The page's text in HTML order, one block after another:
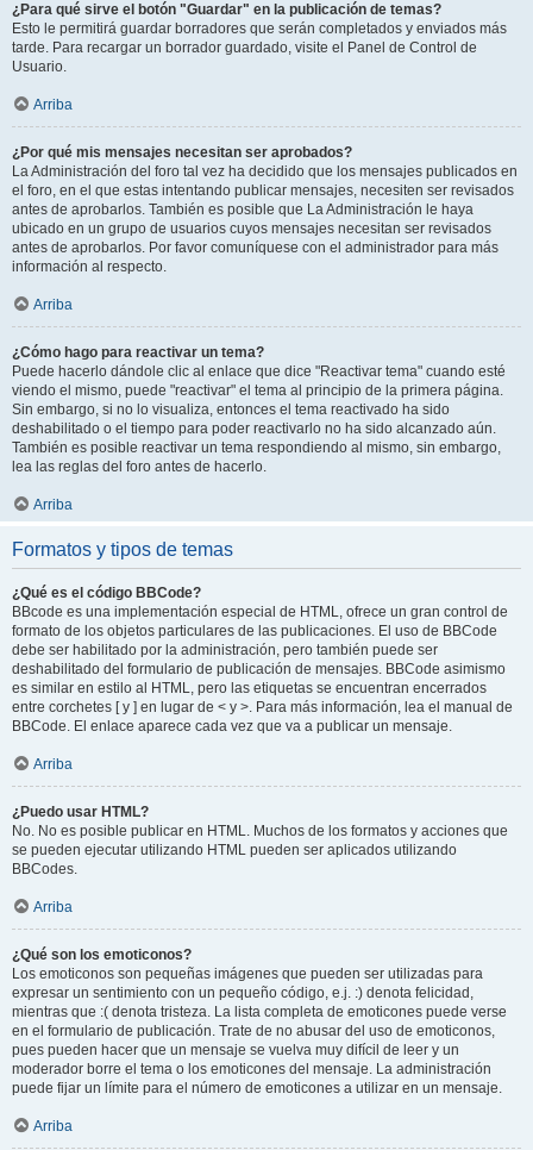
¿Para qué sirve el botón "Guardar" en la publicación de temas?
Esto le permitirá guardar borradores que serán completados y enviados más
tarde. Para recargar un borrador guardado, visite el Panel de Control de
Usuario.
Arriba
¿Por qué mis mensajes necesitan ser aprobados?
La Administración del foro tal vez ha decidido que los mensajes publicados en
el foro, en el que estas intentando publicar mensajes, necesiten ser revisados
antes de aprobarlos. También es posible que La Administración le haya
ubicado en un grupo de usuarios cuyos mensajes necesitan ser revisados
antes de aprobarlos. Por favor comuníquese con el administrador para más
información al respecto.
Arriba
¿Cómo hago para reactivar un tema?
Puede hacerlo dándole clic al enlace que dice "Reactivar tema" cuando esté
viendo el mismo, puede "reactivar" el tema al principio de la primera página.
Sin embargo, si no lo visualiza, entonces el tema reactivado ha sido
deshabilitado o el tiempo para poder reactivarlo no ha sido alcanzado aún.
También es posible reactivar un tema respondiendo al mismo, sin embargo,
lea las reglas del foro antes de hacerlo.
Arriba
Formatos y tipos de temas
¿Qué es el código BBCode?
BBcode es una implementación especial de HTML, ofrece un gran control de
formato de los objetos particulares de las publicaciones. El uso de BBCode
debe ser habilitado por la administración, pero también puede ser
deshabilitado del formulario de publicación de mensajes. BBCode asimismo
es similar en estilo al HTML, pero las etiquetas se encuentran encerrados
entre corchetes [ y ] en lugar de < y >. Para más información, lea el manual de
BBCode. El enlace aparece cada vez que va a publicar un mensaje.
Arriba
¿Puedo usar HTML?
No. No es posible publicar en HTML. Muchos de los formatos y acciones que
se pueden ejecutar utilizando HTML pueden ser aplicados utilizando
BBCodes.
Arriba
¿Qué son los emoticonos?
Los emoticonos son pequeñas imágenes que pueden ser utilizadas para
expresar un sentimiento con un pequeño código, e.j. :) denota felicidad,
mientras que :( denota tristeza. La lista completa de emoticones puede verse
en el formulario de publicación. Trate de no abusar del uso de emoticonos,
pues pueden hacer que un mensaje se vuelva muy difícil de leer y un
moderador borre el tema o los emoticones del mensaje. La administración
puede fijar un límite para el número de emoticones a utilizar en un mensaje.
Arriba